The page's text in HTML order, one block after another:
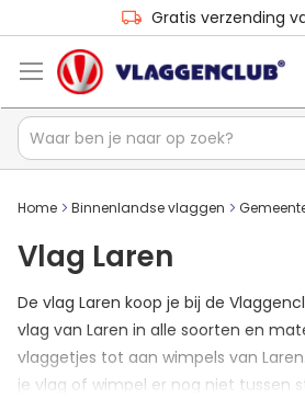
Gratis verzending
Home Binnenlandse vlaggen
Vlag Laren
De vlag Laren koop je bij de
vlag van Laren in alle soorten en
vlaggetjes tot aan wimpels van
je vlag of wimpel er nog niet tussen